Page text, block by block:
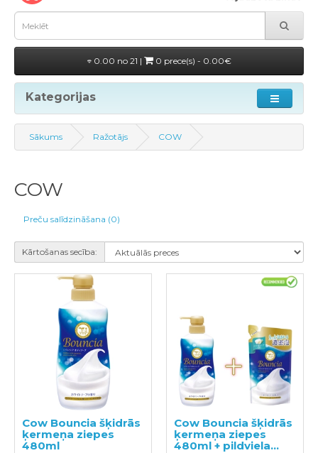
0.00 no 21 | 0 prece(s) - 0.00€
Kategorijas
Sākums Ražotājs COW
COW
Preču salīdzināšana (0)
Kārtošanas secība:
Cow Bouncia šķidrās
ķermeņa ziepes
480ml
Cow Bouncia šķidrās
ķermeņa ziepes
480ml + pildviela